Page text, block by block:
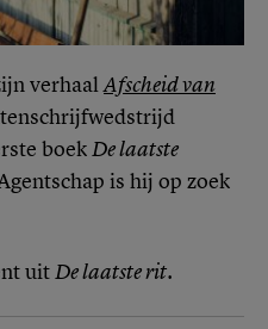
verhaalAfscheid van
boek De laatste
is hij op zoek
uit De laatste rit.